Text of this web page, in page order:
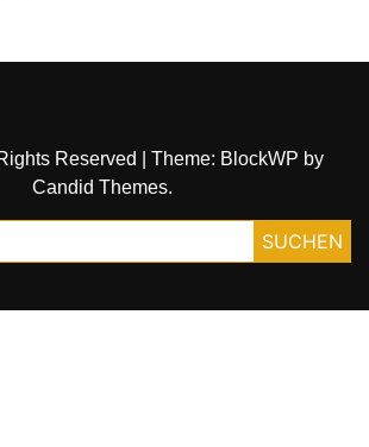
Reserved
Theme: BlockWP by
Candid Themes.